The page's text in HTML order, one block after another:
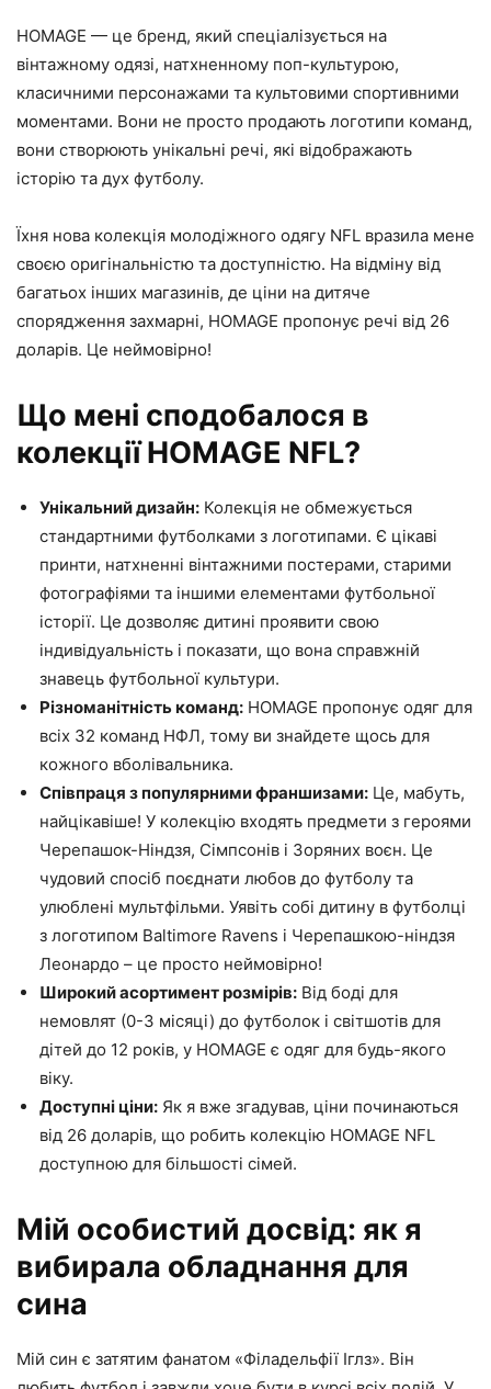
HOMAGE — це бренд, який спеціалізується на
вінтажному одязі, натхненному поп-культурою,
класичними персонажами та культовими спортивними
моментами. Вони не просто продають логотипи команд,
вони створюють унікальні речі, які відображають
історію та дух футболу.
Їхня нова колекція молодіжного одягу NFL вразила мене
своєю оригінальністю та доступністю. На відміну від
багатьох інших магазинів, де ціни на дитяче
спорядження захмарні, HOMAGE пропонує речі від 26
доларів. Це неймовірно!
Що мені сподобалося в
колекції HOMAGE NFL?
Унікальний дизайн: Колекція не обмежується
стандартними футболками з логотипами. Є цікаві
принти, натхненні вінтажними постерами, старими
фотографіями та іншими елементами футбольної
історії. Це дозволяє дитині проявити свою
індивідуальність і показати, що вона справжній
знавець футбольної культури.
Різноманітність команд: HOMAGE пропонує одяг для
всіх 32 команд НФЛ, тому ви знайдете щось для
кожного вболівальника.
Співпраця з популярними франшизами: Це, мабуть,
найцікавіше! У колекцію входять предмети з героями
Черепашок-Ніндзя, Сімпсонів і Зоряних воєн. Це
чудовий спосіб поєднати любов до футболу та
улюблені мультфільми. Уявіть собі дитину в футболці
з логотипом Baltimore Ravens і Черепашкою-ніндзя
Леонардо – це просто неймовірно!
Широкий асортимент розмірів: Від боді для
немовлят (0-3 місяці) до футболок і світшотів для
дітей до 12 років, у HOMAGE є одяг для будь-якого
віку.
Доступні ціни: Як я вже згадував, ціни починаються
від 26 доларів, що робить колекцію HOMAGE NFL
доступною для більшості сімей.
Мій особистий досвід: як я
вибирала обладнання для
сина
Мій син є затятим фанатом «Філадельфії Іглз». Він